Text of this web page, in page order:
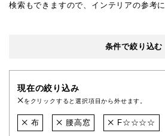
検索もできますので、インテリアの参考
条件で絞り込む
現在の絞り込み
をクリックすると選択項目から外せます。
布 腰高窓 F☆☆☆☆